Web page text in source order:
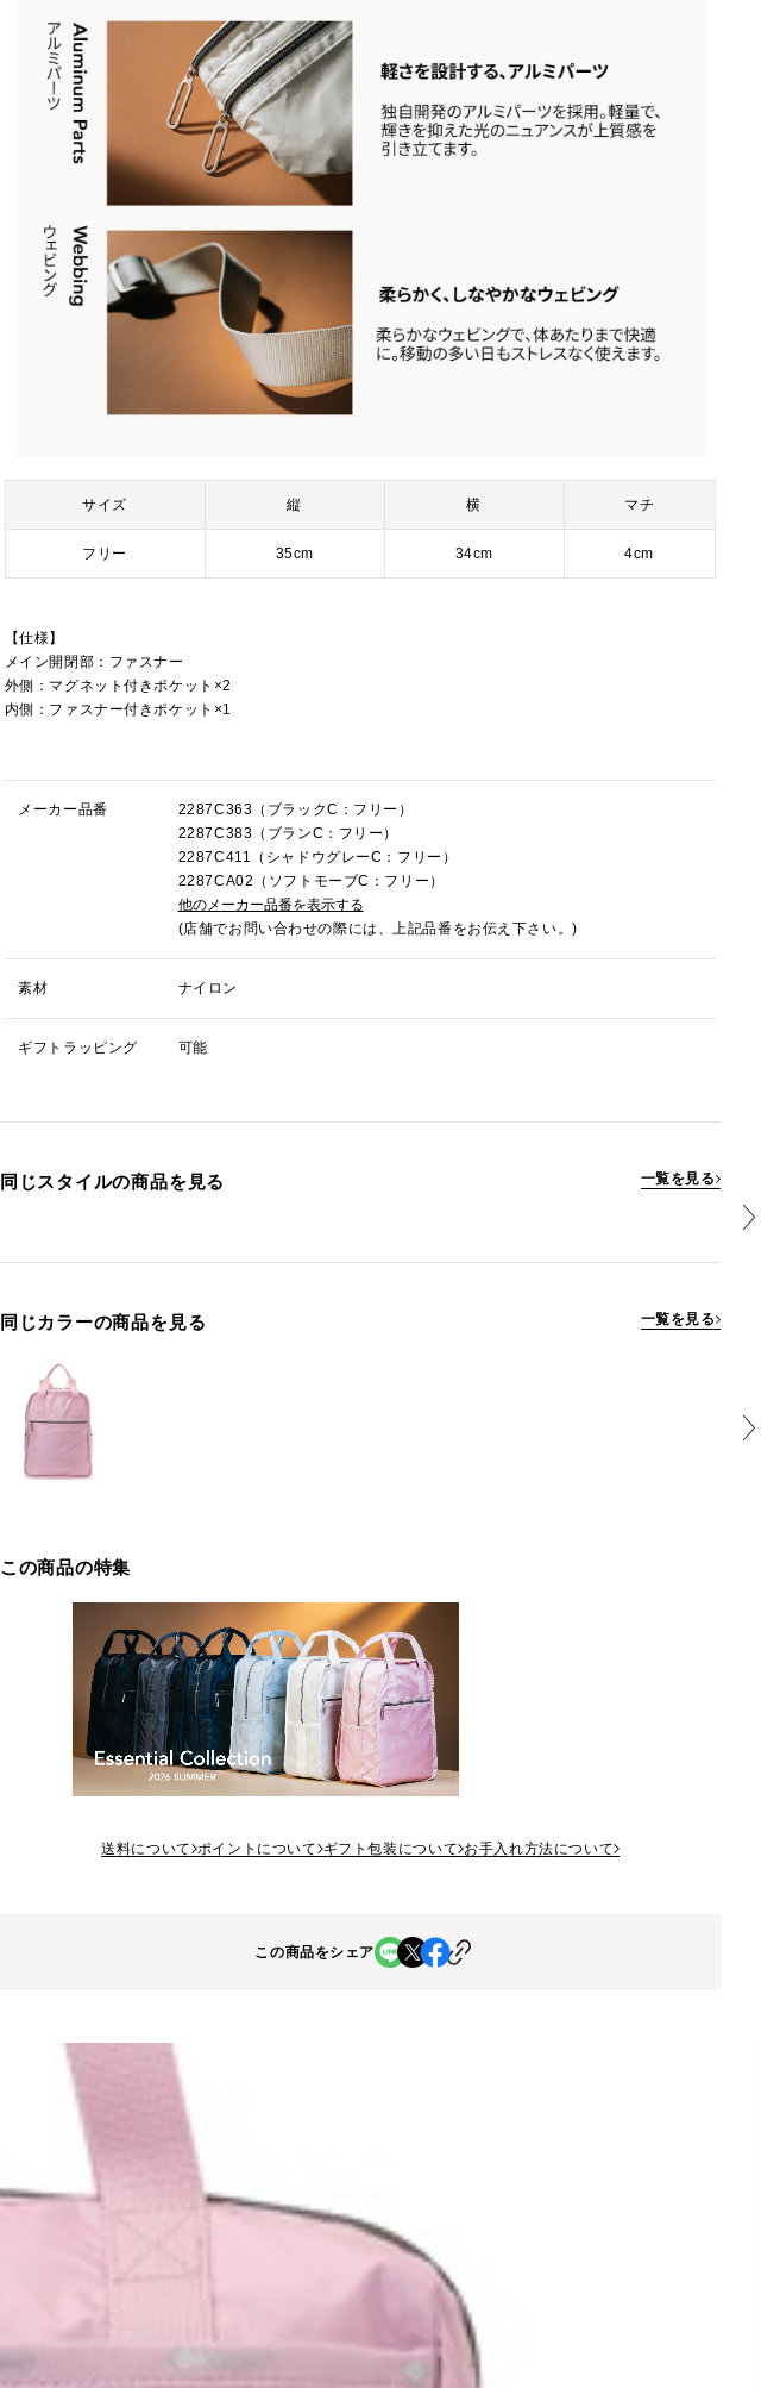
サイズ 縦 横 マチ
フリー 35cm 34cm 4cm
【仕様】
メイン開閉部：ファスナー
外側：マグネット付きポケット×2
内側：ファスナー付きポケット×1
メーカー品番
2287C363（ブラックC：フリー）
2287C383（ブランC：フリー）
2287C411（シャドウグレーC：フリー）
2287CA02（ソフトモーブC：フリー）
他のメーカー品番を表示する
(店舗でお問い合わせの際には、上記品番をお伝え下さい。)
素材 ナイロン
ギフトラッピング 可能
同じスタイルの商品を見る 一覧を見る
同じカラーの商品を見る 一覧を見る
この商品の特集
送料について ポイントについて ギフト包装について お手入れ方法について
この商品をシェア